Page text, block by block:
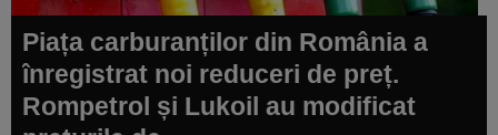
Piața carburanților din România a
înregistrat noi reduceri de preț.
Rompetrol și Lukoil au modificat